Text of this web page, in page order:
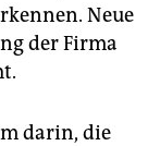
Neue
der Firma
darin, die